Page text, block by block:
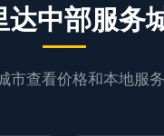
达中部服务
市查看价格和本地服